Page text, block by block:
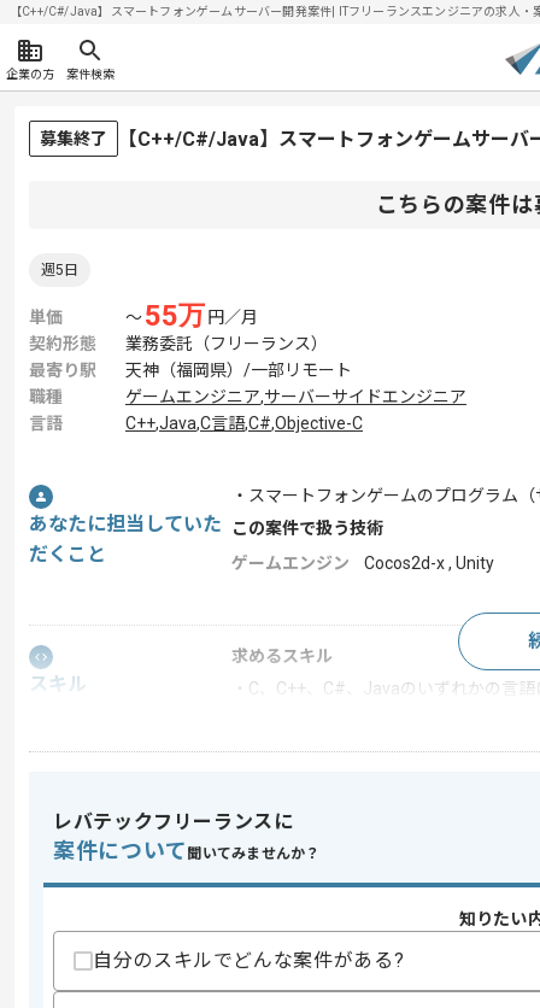
【C++/C#/Java】スマートフォンゲームサーバー開発案件| ITフリーランスエンジニアの求人
企業の方 案件検索
募集終了 【C++/C#/Java】スマートフォンゲームサー
こちらの案件
週5日
単価 〜55万 円／月
契約形態
業務委託（フリーランス）
最寄り駅
天神（福岡県）/一部リモート
職種
ゲームエンジニア,サーバーサイドエンジニア
言語
C++,Java,C言語,C#,Objective-C
あなたに担当していた
だくこと
・スマートフォンゲームのプログラム
この案件で扱う技術
ゲームエンジン
Cocos2d-x , Unity
スキル
求めるスキル
・C、C++、C#、Javaのいずれかの言
・C、C++、Objective-C、C#、Javaの
・データベースに関する知識
レバテックフリーランスに
案件について 聞いてみませんか？
知りたい
自分のスキルでどんな案件がある?